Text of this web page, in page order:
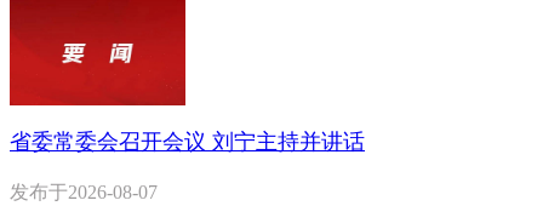
省委常委会召开会议 刘宁主持并讲话
发布于2026-08-07